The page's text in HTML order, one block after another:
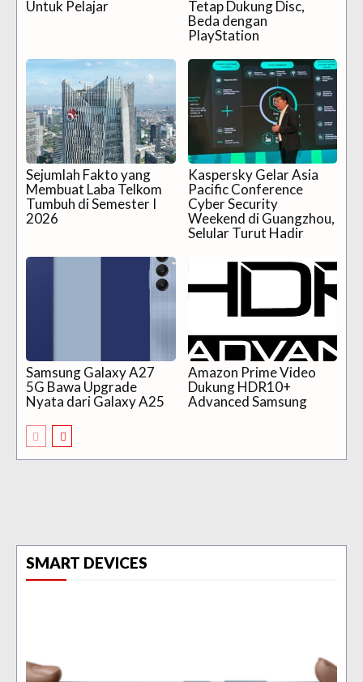
Untuk Pelajar
Tetap Dukung Disc,
Beda dengan
PlayStation
Sejumlah Fakto yang
Membuat Laba Telkom
Tumbuh di Semester I
2026
Kaspersky Gelar Asia
Pacific Conference
Cyber Security
Weekend di Guangzhou,
Selular Turut Hadir
Samsung Galaxy A27
5G Bawa Upgrade
Nyata dari Galaxy A25
Amazon Prime Video
Dukung HDR10+
Advanced Samsung
SMART DEVICES